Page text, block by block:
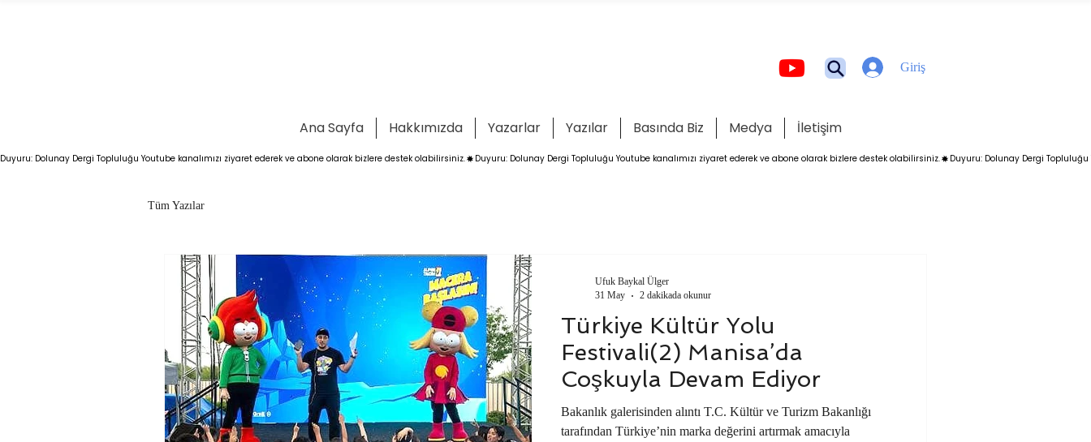
Giriş
Ana Sayfa Hakkımızda Yazarlar Yazılar Basında Biz Medya İletişim
Duyuru: Dolunay Dergi Topluluğu Youtube kanalımızı ziyaret ederek ve abone olarak bizlere destek olabilirsiniz.
Tüm Yazılar
Türkiye Kültür Yolu
Festivali(2) Manisa’da
Coşkuyla Devam Ediyor
Bakanlık galerisinden alıntı T.C. Kültür ve Turizm Bakanlığı
tarafından Türkiye’nin marka değerini artırmak amacıyla
Ufuk Baykal Ülger
31 May
2 dakikada okunur